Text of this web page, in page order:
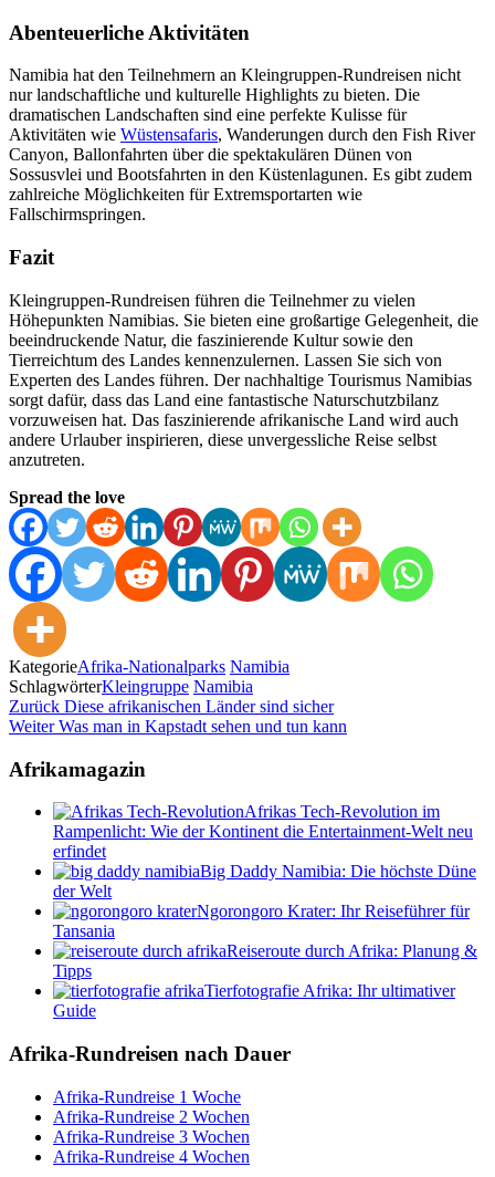
Abenteuerliche Aktivitäten
Namibia hat den Teilnehmern an Kleingruppen-Rundreisen nicht
nur landschaftliche und kulturelle Highlights zu bieten. Die
dramatischen Landschaften sind eine perfekte Kulisse für
Aktivitäten wie Wüstensafaris, Wanderungen durch den Fish River
Canyon, Ballonfahrten über die spektakulären Dünen von
Sossusvlei und Bootsfahrten in den Küstenlagunen. Es gibt zudem
zahlreiche Möglichkeiten für Extremsportarten wie
Fallschirmspringen.
Fazit
Kleingruppen-Rundreisen führen die Teilnehmer zu vielen
Höhepunkten Namibias. Sie bieten eine großartige Gelegenheit, die
beeindruckende Natur, die faszinierende Kultur sowie den
Tierreichtum des Landes kennenzulernen. Lassen Sie sich von
Experten des Landes führen. Der nachhaltige Tourismus Namibias
sorgt dafür, dass das Land eine fantastische Naturschutzbilanz
vorzuweisen hat. Das faszinierende afrikanische Land wird auch
andere Urlauber inspirieren, diese unvergessliche Reise selbst
anzutreten.
Spread the love
KategorieAfrika-Nationalparks Namibia
SchlagwörterKleingruppe Namibia
Beitragsnavigation
Vorheriger
Beitrag
Zurück Diese afrikanischen Länder sind sicher
Nächster
Weiter Was man in Kapstadt sehen und tun kann
Afrikamagazin
Afrikas Tech-Revolution im
Rampenlicht: Wie der Kontinent die Entertainment-Welt neu
erfindet
Big Daddy Namibia: Die höchste Düne
der Welt
Ngorongoro Krater: Ihr Reiseführer für
Tansania
Reiseroute durch Afrika: Planung &
Tipps
Tierfotografie Afrika: Ihr ultimativer
Guide
Afrika-Rundreisen nach Dauer
Afrika-Rundreise 1 Woche
Afrika-Rundreise 2 Wochen
Afrika-Rundreise 3 Wochen
Afrika-Rundreise 4 Wochen